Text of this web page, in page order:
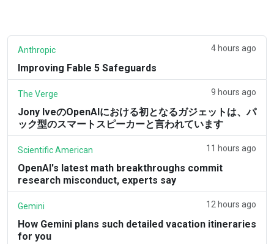
Anthropic 4 hours ago
Improving Fable 5 Safeguards
The Verge 9 hours ago
Jony IveのOpenAIにおける初となるガジェットは、パ
ック型のスマートスピーカーと言われています
Scientific American 11 hours ago
OpenAI's latest math breakthroughs commit
research misconduct, experts say
Gemini 12 hours ago
How Gemini plans such detailed vacation itineraries
for you